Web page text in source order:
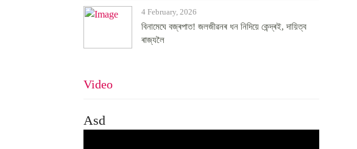
4 February, 2026
বিনামেঘে বজ্ৰপাত! জলজীৱনৰ ধন নিদিয়ে কেন্দ্ৰই, দায়িত্ব
ৰাজ্যলৈ
Video
Asd